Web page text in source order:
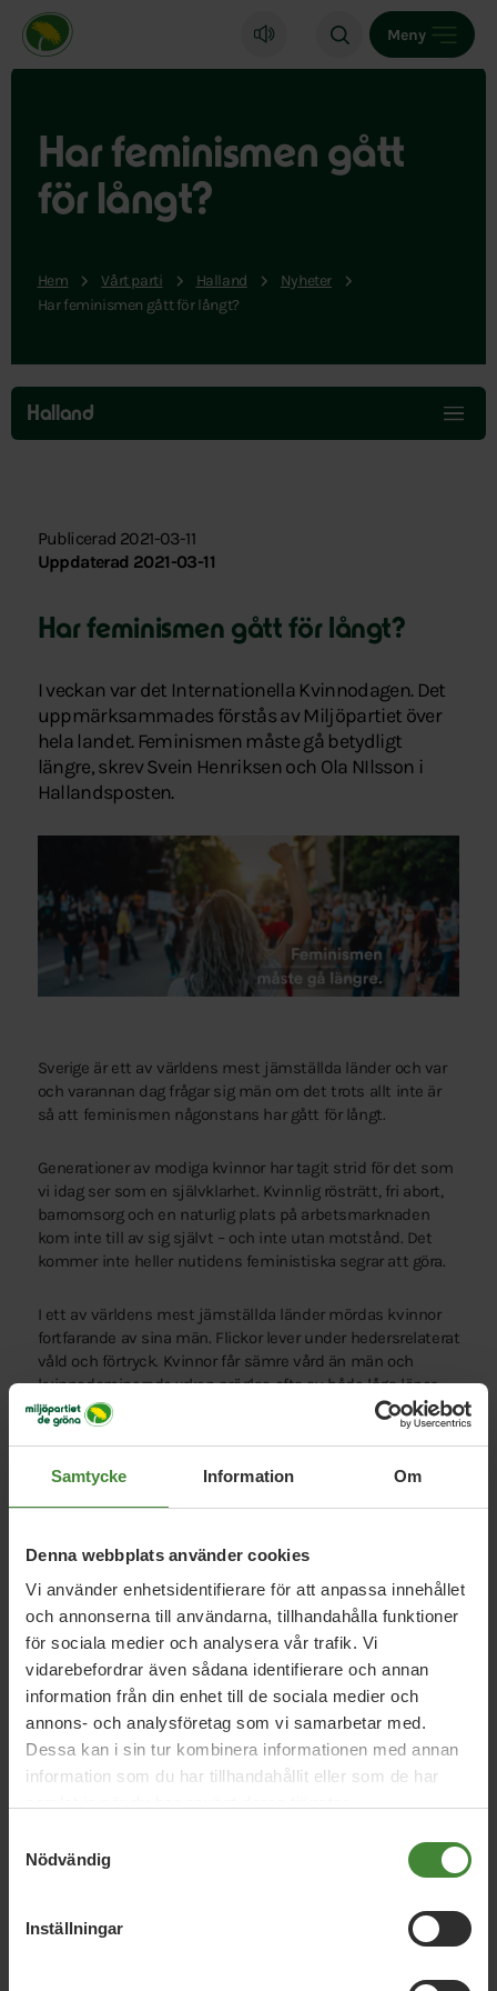
Samtycke Information Om
Denna webbplats använder cookies
Vi använder enhetsidentifierare för att anpassa innehållet
och annonserna till användarna, tillhandahålla funktioner
för sociala medier och analysera vår trafik. Vi
vidarebefordrar även sådana identifierare och annan
information från din enhet till de sociala medier och
annons- och analysföretag som vi samarbetar med.
Dessa kan i sin tur kombinera informationen med annan
information som du har tillhandahållit eller som de har
Nödvändig
Inställningar
Miljöpartiet de gröna, startsida
Meny
Har feminismen gått
för långt?
Hem Vårt parti Halland
Nyheter
Har feminismen gått för långt?
Hoppa
över
menyn
Halland
Publicerad 2021-03-11
Uppdaterad 2021-03-11
Har feminismen gått för långt?
I veckan var det Internationella Kvinnodagen. Det
uppmärksammades förstås av Miljöpartiet över
hela landet. Feminismen måste gå betydligt
längre, skrev Svein Henriksen och Ola NIlsson i
Hallandsposten.
Sverige är ett av världens mest jämställda länder och var
och varannan dag frågar sig män om det trots allt inte är
så att feminismen någonstans har gått för långt.
Generationer av modiga kvinnor har tagit strid för det som
vi idag ser som en självklarhet. Kvinnlig rösträtt, fri abort,
barnomsorg och en naturlig plats på arbetsmarknaden
kom inte till av sig självt – och inte utan motstånd. Det
kommer inte heller nutidens feministiska segrar att göra.
I ett av världens mest jämställda länder mördas kvinnor
fortfarande av sina män. Flickor lever under hedersrelaterat
våld och förtryck. Kvinnor får sämre vård än män och
kvinnodominerade yrken präglas ofta av både låga löner
och en arbetsmiljö som lämnar mycket i övrigt att önska.
många strider kvar att ta, och att jämställdhet inte kan
ses som en fråga som står för sig själv. Genuspedagogik
mumlar om “inte alla män” i var och varannan mening ser
vi det som borde vara uppenbart för alla: det kvinnor både
är och gör värderas allt som oftas alldeles för lågt.
Feminismen har inte gått för långt. Den måste gå betydligt
längre.
Svein Henriksen, gruppledare MP Halland
Ola Nilsson, gruppledare MP Halmstad